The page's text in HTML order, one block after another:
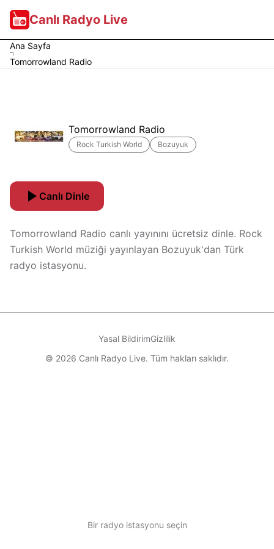
Canlı Radyo Live
Ana Sayfa
Tomorrowland Radio
Tomorrowland Radio
Rock Turkish World Bozuyuk
Canlı Dinle
Tomorrowland Radio canlı yayınını ücretsiz dinle. Rock
Turkish World müziği yayınlayan Bozuyuk'dan Türk
radyo istasyonu.
Yasal BildirimGizlilik
© 2026 Canlı Radyo Live. Tüm hakları saklıdır.
Bir radyo istasyonu seçin